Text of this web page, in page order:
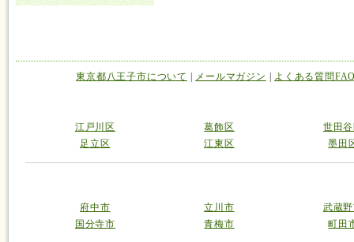
東京都八王子市について メールマガジン よくある質問
江戸川区 葛飾区
世田
足立区
江東区 墨田
府中市 立川市
武蔵
国分寺市
青梅市 町田